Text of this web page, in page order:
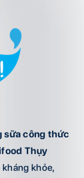
sữa công thức
Thụy
khỏe,